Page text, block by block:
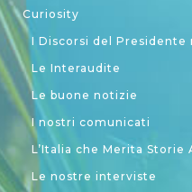
Curiosity
I Discorsi del Presidente
Le Interaudite
Le buone notizie
I nostri comunicati
L’Italia che Merita Storie
Le nostre interviste